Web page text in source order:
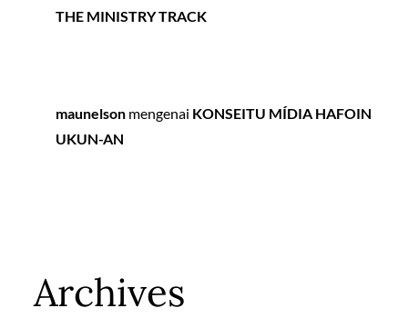
THE MINISTRY TRACK
maunelson mengenai KONSEITU MÍDIA HAFOIN
UKUN-AN
Archives